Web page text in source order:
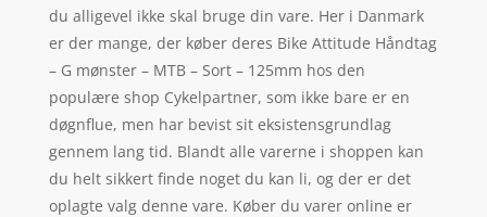
du alligevel ikke skal bruge din vare. Her i Danmark
er der mange, der køber deres Bike Attitude Håndtag
– G mønster – MTB – Sort – 125mm hos den
populære shop Cykelpartner, som ikke bare er en
døgnflue, men har bevist sit eksistensgrundlag
gennem lang tid. Blandt alle varerne i shoppen kan
du helt sikkert finde noget du kan li, og der er det
oplagte valg denne vare. Køber du varer online er